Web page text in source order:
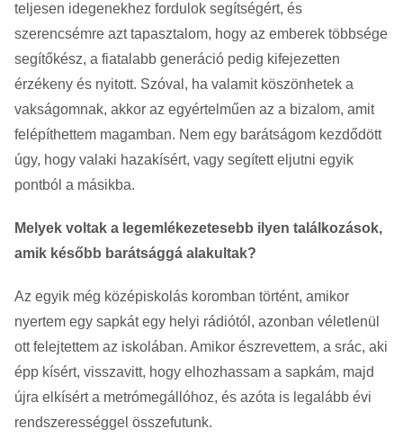
teljesen idegenekhez fordulok segítségért, és
szerencsémre azt tapasztalom, hogy az emberek többsége
segítőkész, a fiatalabb generáció pedig kifejezetten
érzékeny és nyitott. Szóval, ha valamit köszönhetek a
vakságomnak, akkor az egyértelműen az a bizalom, amit
felépíthettem magamban. Nem egy barátságom kezdődött
úgy, hogy valaki hazakísért, vagy segített eljutni egyik
pontból a másikba.
Melyek voltak a legemlékezetesebb ilyen találkozások,
amik később barátsággá alakultak?
Az egyik még középiskolás koromban történt, amikor
nyertem egy sapkát egy helyi rádiótól, azonban véletlenül
ott felejtettem az iskolában. Amikor észrevettem, a srác, aki
épp kísért, visszavitt, hogy elhozhassam a sapkám, majd
újra elkísért a metrómegállóhoz, és azóta is legalább évi
rendszerességgel összefutunk.